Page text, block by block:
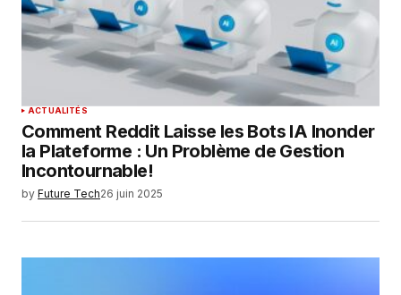
ACTUALITÉS
Comment Reddit Laisse les Bots IA Inonder
la Plateforme : Un Problème de Gestion
Incontournable!
by Future Tech26 juin 2025